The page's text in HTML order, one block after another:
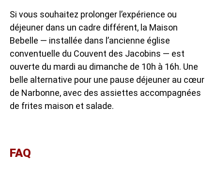
Si vous souhaitez prolonger l’expérience ou
déjeuner dans un cadre différent, la Maison
Bebelle — installée dans l’ancienne église
conventuelle du Couvent des Jacobins — est
ouverte du mardi au dimanche de 10h à 16h. Une
belle alternative pour une pause déjeuner au cœur
de Narbonne, avec des assiettes accompagnées
de frites maison et salade.
FAQ